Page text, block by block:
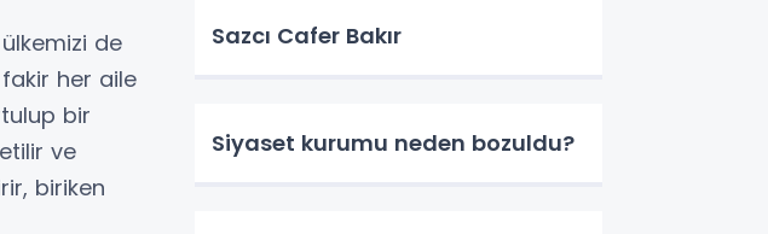
de
fakir her aile
bir
ve
biriken
Sazcı Cafer Bakır
Siyaset kurumu neden bozuldu?